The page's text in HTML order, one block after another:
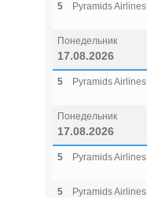
5 Pyramids Airlines
Понедельник
17.08.2026
5 Pyramids Airlines
Понедельник
17.08.2026
5 Pyramids Airlines
5 Pyramids Airlines